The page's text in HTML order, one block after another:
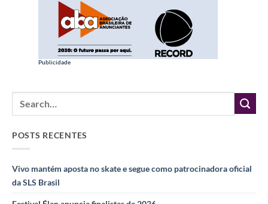
Publicidade
POSTS RECENTES
Vivo mantém aposta no skate e segue como patrocinadora oficial
da SLS Brasil